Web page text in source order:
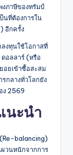
งภาษีของทรัมป์
นที่ต้องการใน
อีกครั้ง
ลงทุนใช้โอกาสที่
อลลาร์ (หรือ
อยเข้าซื้อสะสม
กลางทั่วโลกยัง
ง 2569
นะนำ
balancing)
ผวนหนักจากการ